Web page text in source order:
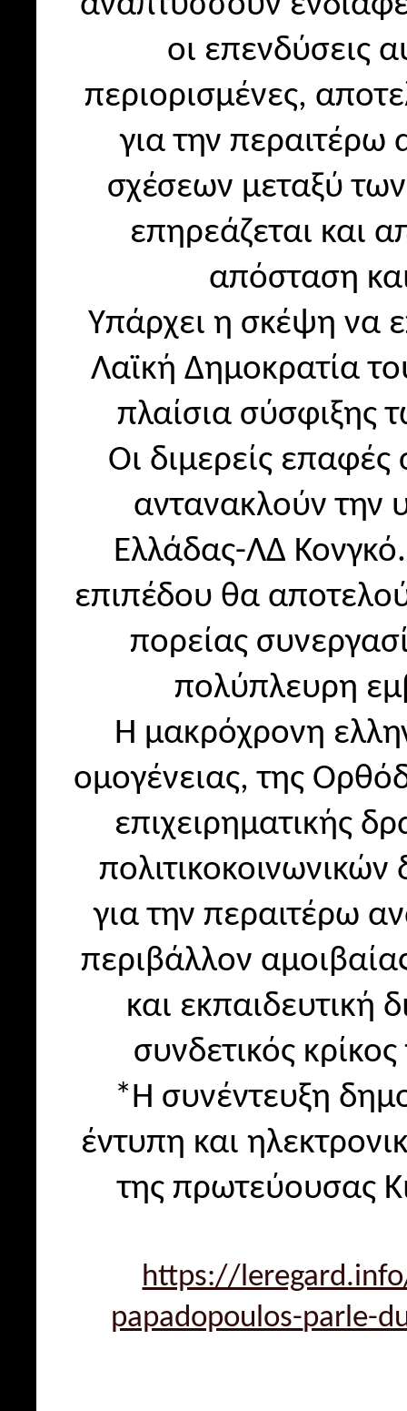
οι επενδύσεις
περιορισμένες,
για την
σχέσεων μεταξύ
επηρεάζεται και
απόσταση
Υπάρχει η σκέψη να
Λαϊκή Δημοκρατία
πλαίσια σύσφιξης
Οι διμερείς επαφές
αντανακλούν την
Ελλάδας-ΛΔ
επιπέδου θα
πορείας
πολύπλευρη
Η μακρόχρονη
ομογένειας, της
επιχειρηματικής
για την περαιτέρω
περιβάλλον
και εκπαιδευτική
συνδετικός
*Η συνέντευξη
έντυπη και
της πρωτεύουσας
https://
papadopoulos-parle-